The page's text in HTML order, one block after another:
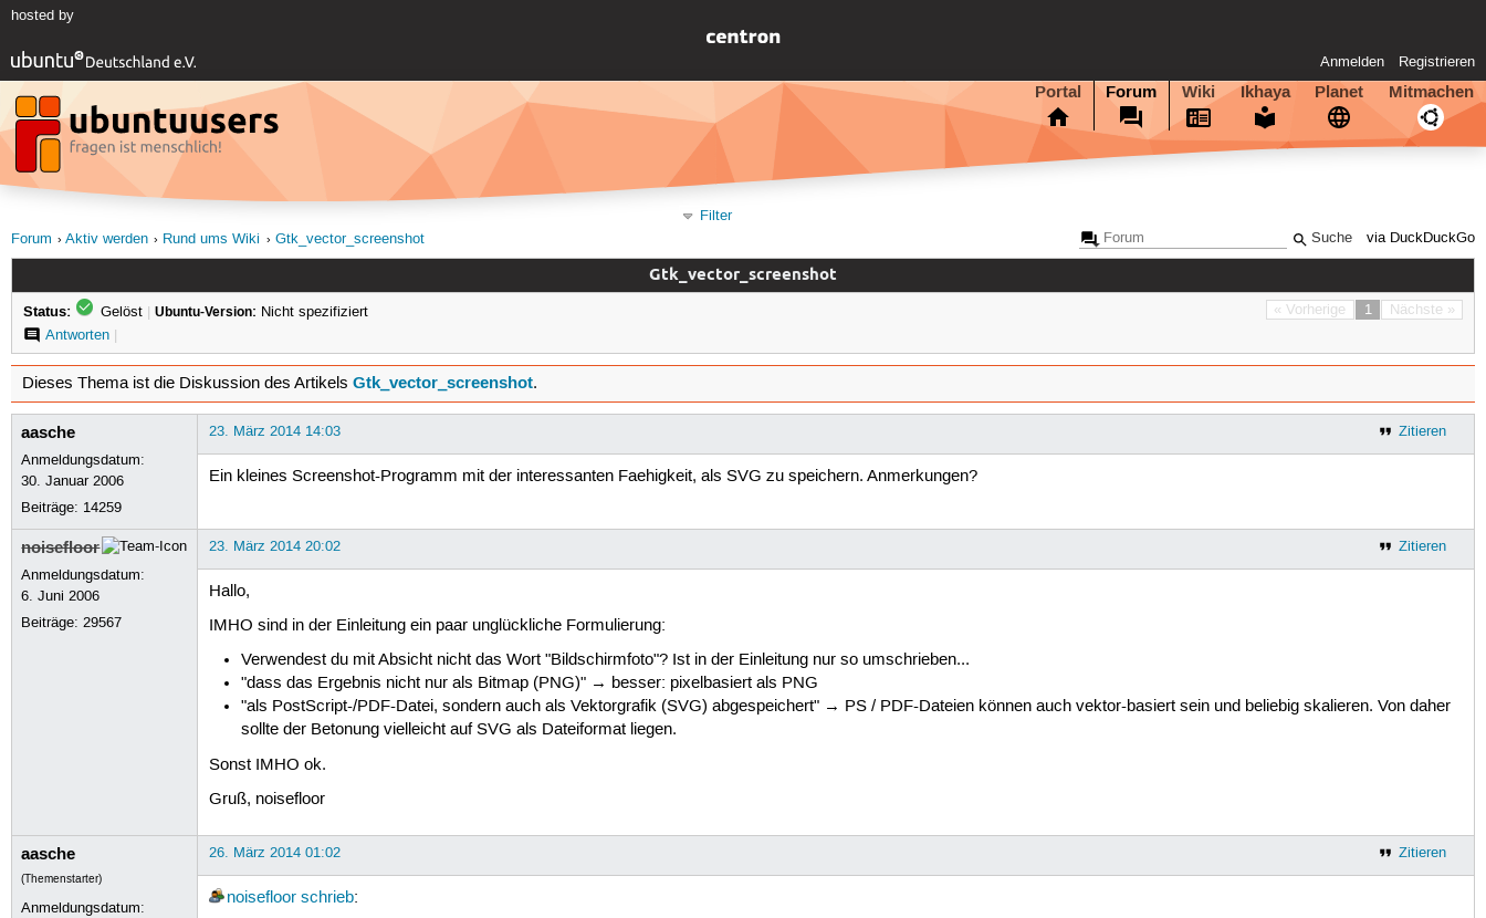
hosted by
Anmelden Registrieren
Portal Forum Wiki Ikhaya Planet Mitmachen
via DuckDuckGo
Filter
Forum
Aktiv werden Rund ums Wiki Gtk_vector_screenshot
Gtk_vector_screenshot
« Vorherige 1 Nächste »
Status: Gelöst | Ubuntu-Version: Nicht spezifiziert
Antworten|
Dieses Thema ist die Diskussion des Artikels Gtk_vector_screenshot.
aasche
Anmeldungsdatum:
30. Januar 2006
Beiträge: 14259
Zitieren
23. März 2014 14:03
Ein kleines Screenshot-Programm mit der interessanten Faehigkeit, als SVG zu speichern. Anmerkungen?
noisefloor
Anmeldungsdatum:
6. Juni 2006
Beiträge:29567
Zitieren
23. März 2014 20:02
Hallo,
IMHO sind in der Einleitung ein paar unglückliche Formulierung:
Verwendest du mit Absicht nicht das Wort "Bildschirmfoto"? Ist in der Einleitung nur so umschrieben...
"dass das Ergebnis nicht nur als Bitmap (PNG)" → besser: pixelbasiert als PNG
"als PostScript-/PDF-Datei, sondern auch als Vektorgrafik (SVG) abgespeichert" → PS / PDF-Dateien können auch vektor-basiert sein und beliebig skalieren. Von daher
sollte der Betonung vielleicht auf SVG als Dateiformat liegen.
Sonst IMHO ok.
Gruß, noisefloor
aasche
(Themenstarter)
Anmeldungsdatum:
Zitieren
26. März 2014 01:02
noisefloor schrieb: